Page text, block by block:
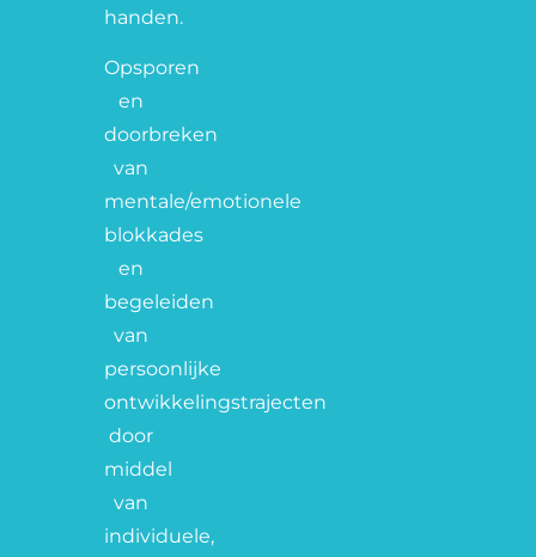
handen.
Opsporen
en
doorbreken
van
mentale/emotionele
blokkades
en
begeleiden
van
persoonlijke
ontwikkelingstrajecten
door
middel
van
individuele,